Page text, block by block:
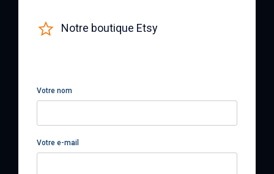
Notre boutique Etsy
Votre nom
Votre e-mail